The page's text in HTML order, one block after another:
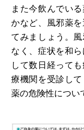
また今飲んでい
かなど、風邪薬
てみましょう。
なく、症状を和
して数日経って
療機関を受診し
薬の危険性につい